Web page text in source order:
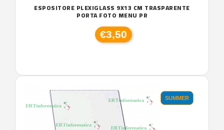
ESPOSITORE PLEXIGLASS 9X13 CM TRASPARENTE
PORTA FOTO MENU PR
€3,50
SUMMER